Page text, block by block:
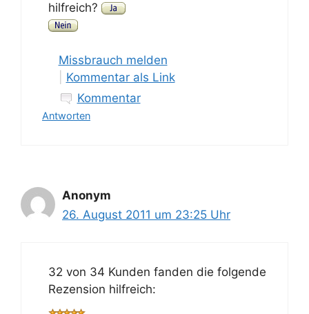
hilfreich?
Missbrauch melden
Kommentar als Link
Kommentar
Antworten
Anonym
26. August 2011 um 23:25 Uhr
32 von 34 Kunden fanden die folgende
Rezension hilfreich: